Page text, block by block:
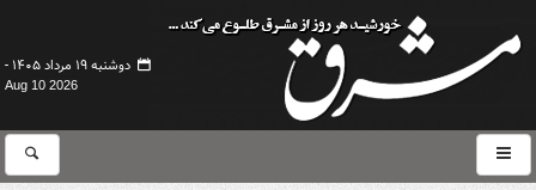
دوشنبه ۱۹ مرداد ۱۴۰۵ -
Aug 10 2026